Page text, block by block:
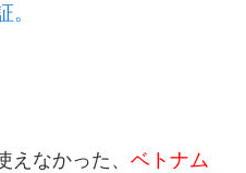
。
なかった、 ベトナム